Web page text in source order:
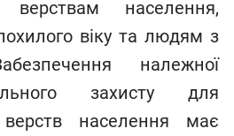
верствам населення,
віку та людям з
належної
захисту для
верств населення має